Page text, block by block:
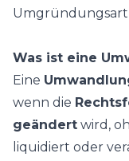
Umgründungsart
Was ist eine
Eine
wenn die
geändert wird,
liquidiert oder